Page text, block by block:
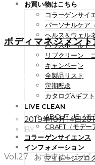
お買い物はこちら
コラーゲンサイ
パーソナルケア
ヘルス＆ウェル
ハウスホールド
リブクリーン
キャンペーン
全製品リスト
定期配送
カタログ&ギフト
LIVE CLEAN
ABOUT US（モ
CRAFT（モデー
コラーゲンサイエンス
インフォメーション
マイレージプロ
ボディマネジメン
Vol.27 : お
維質たっぷ
POSTED
ON
2019年10月14日
BY
Vol.27 : おすすめレシピ